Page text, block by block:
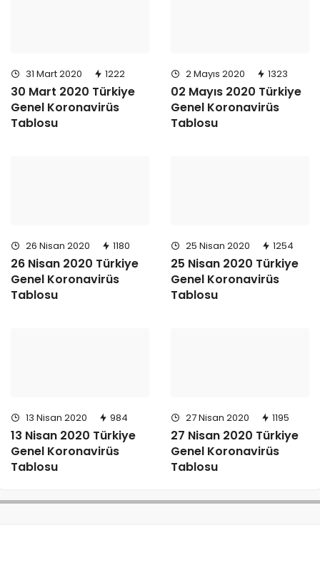
31 Mart 2020 1222
30 Mart 2020 Türkiye
Genel Koronavirüs
Tablosu
2 Mayıs 2020 1323
02 Mayıs 2020 Türkiye
Genel Koronavirüs
Tablosu
26 Nisan 2020 1180
26 Nisan 2020 Türkiye
Genel Koronavirüs
Tablosu
25 Nisan 2020 1254
25 Nisan 2020 Türkiye
Genel Koronavirüs
Tablosu
13 Nisan 2020 984
13 Nisan 2020 Türkiye
Genel Koronavirüs
Tablosu
27 Nisan 2020 1195
27 Nisan 2020 Türkiye
Genel Koronavirüs
Tablosu